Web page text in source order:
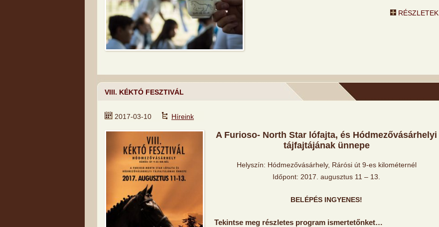
RÉSZLETEK
VIII. KÉKTÓ FESZTIVÁL
2017-03-10 Híreink
A Furioso- North Star lófajta, és Hódmezővásárhelyi
tájfajtájának ünnepe
Helyszín: Hódmezővásárhely, Rárósi út 9-es kilométernél
Időpont: 2017. augusztus 11 – 13.
BELÉPÉS INGYENES!
Tekintse meg részletes program ismertetőnket…